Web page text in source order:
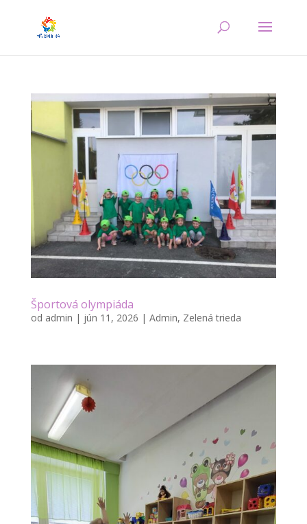
Športová olympiáda
od admin | jún 11, 2026 | Admin, Zelená trieda